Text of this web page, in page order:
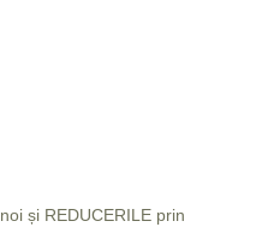
și REDUCERILE prin